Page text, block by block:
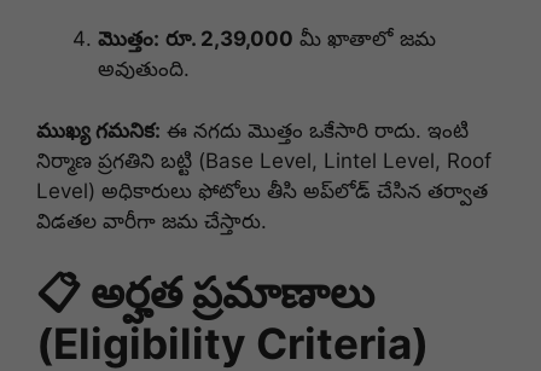
మొత్తం: రూ. 2,39,000 మీ ఖాతాలో జమ
అవుతుంది.
ముఖ్య గమనిక: ఈ నగదు మొత్తం ఒకేసారి రాదు. ఇంటి
నిర్మాణ ప్రగతిని బట్టి (Base Level, Lintel Level, Roof
Level) అధికారులు ఫోటోలు తీసి అప్‌లోడ్ చేసిన తర్వాత
విడతల వారీగా జమ చేస్తారు.
📋 అర్హత ప్రమాణాలు
(Eligibility Criteria)